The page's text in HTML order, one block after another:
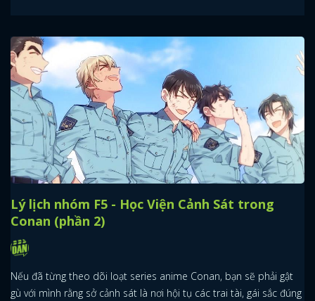
Lý lịch nhóm F5 - Học Viện Cảnh Sát trong
Conan (phần 2)
Nếu đã từng theo dõi loạt series anime Conan, bạn sẽ phải gật
gù với mình rằng sở cảnh sát là nơi hội tụ các trai tài, gái sắc đúng